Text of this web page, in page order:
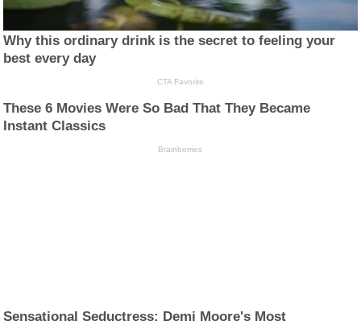
Why this ordinary drink is the secret to feeling your
best every day
CTA Favorite
These 6 Movies Were So Bad That They Became
Instant Classics
Brainberries
Sensational Seductress: Demi Moore's Most